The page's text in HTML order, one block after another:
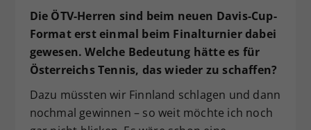
Die ÖTV-Herren sind beim neuen Davis-Cup-
Format erst einmal beim Finalturnier dabei
gewesen. Welche Bedeutung hätte es für
Österreichs Tennis, das wieder zu schaffen?
Dazu müssten wir Finnland schlagen und dann
nochmal gewinnen – so weit möchte ich noch